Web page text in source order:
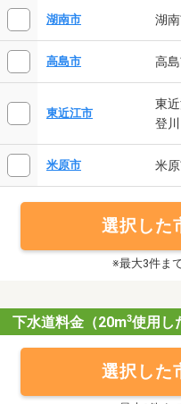
湖南市 湖
高島市 高
東近江市
東
登
米原市 米
選択した
※最大3件ま
下水道料金（20m3使用し
選択した